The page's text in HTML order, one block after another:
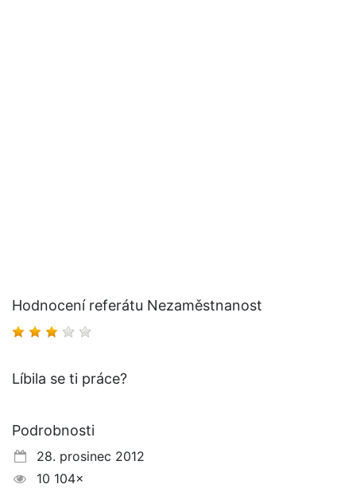
Hodnocení referátu Nezaměstnanost
Líbila se ti práce?
Podrobnosti
28. prosinec 2012
10 104×